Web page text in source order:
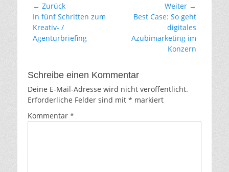
Beitragsnavigation
← Zurück
Vorheriger
Beitrag:
In fünf Schritten zum
Kreativ- /
Agenturbriefing
Weiter →
NächsterBest Case: So geht
digitales
Azubimarketing im
Konzern
Schreibe einen Kommentar
Deine E-Mail-Adresse wird nicht veröffentlicht.
Erforderliche Felder sind mit * markiert
Kommentar *